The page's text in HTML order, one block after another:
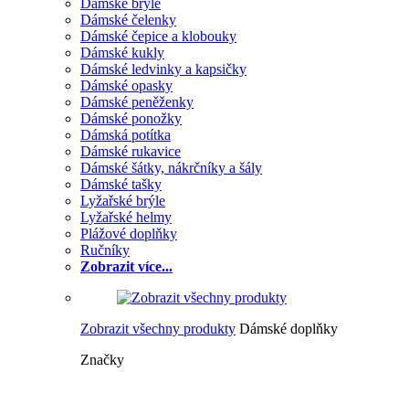
Dámské brýle
Dámské čelenky
Dámské čepice a klobouky
Dámské kukly
Dámské ledvinky a kapsičky
Dámské opasky
Dámské peněženky
Dámské ponožky
Dámská potítka
Dámské rukavice
Dámské šátky, nákrčníky a šály
Dámské tašky
Lyžařské brýle
Lyžařské helmy
Plážové doplňky
Ručníky
Zobrazit více...
Zobrazit všechny produkty Dámské doplňky
Značky